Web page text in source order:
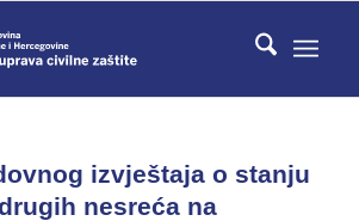
izvještaja o stanju
nesreća na